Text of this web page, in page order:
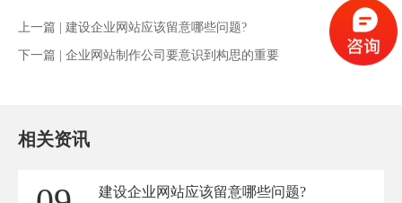
上一篇 | 建设企业网站应该留意哪些问题?
下一篇 | 企业网站制作公司要意识到构思的重要
相关资讯
建设企业网站应该留意哪些问题?